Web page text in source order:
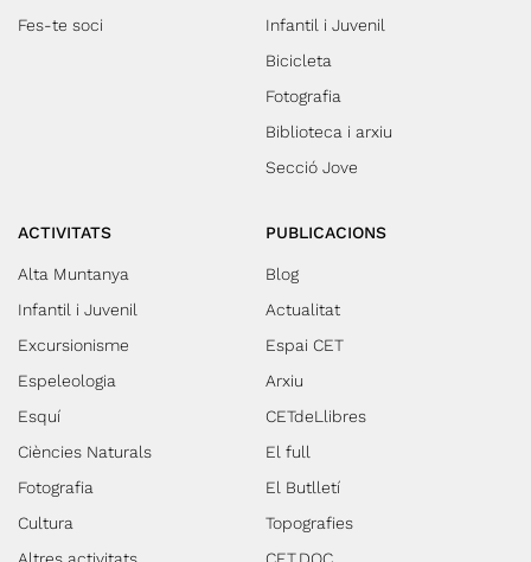
Fes-te soci
Infantil i Juvenil
Bicicleta
Fotografia
Biblioteca i arxiu
Secció Jove
ACTIVITATS
Alta Muntanya
Infantil i Juvenil
Excursionisme
Espeleologia
Esquí
Ciències Naturals
Fotografia
Cultura
Altres activitats
PUBLICACIONS
Blog
Actualitat
Espai CET
Arxiu
CETdeLlibres
El full
El Butlletí
Topografies
CET.DOC